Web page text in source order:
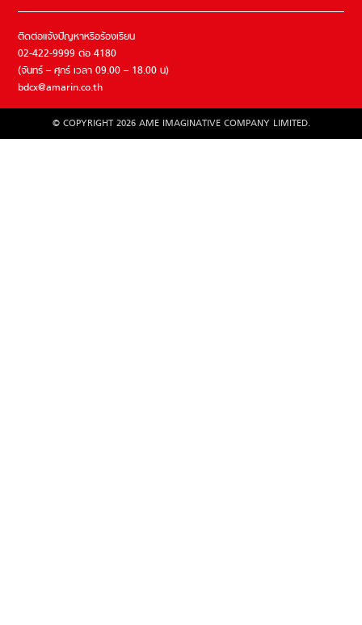
ติดต่อแจ้งปัญหาหรือร้องเรียน
02-422-9999 ต่อ 4180
(จันทร์ – ศุกร์ เวลา 09.00 – 18.00 น)
bdcx@amarin.co.th
© COPYRIGHT 2026 AME IMAGINATIVE COMPANY LIMITED.